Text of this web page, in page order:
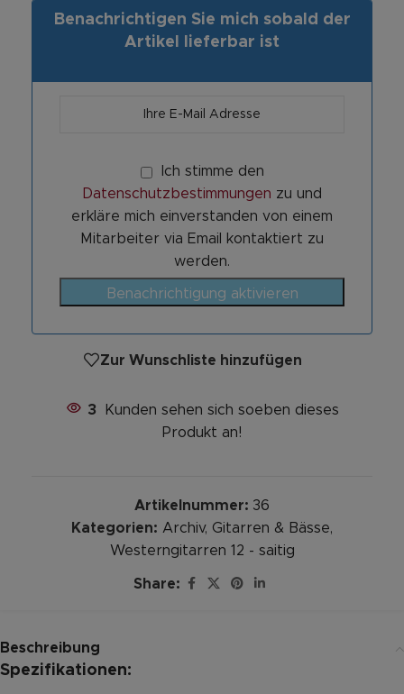
Benachrichtigen Sie mich sobald der
Artikel lieferbar ist
Ich stimme den
Datenschutzbestimmungen zu und
erkläre mich einverstanden von einem
Mitarbeiter via Email kontaktiert zu
werden.
Benachrichtigung aktivieren
Zur Wunschliste hinzufügen
3
Kunden sehen sich soeben dieses
Produkt an!
Artikelnummer: 36
Kategorien: Archiv, Gitarren & Bässe,
Westerngitarren 12 - saitig
Share:
Beschreibung
Spezifikationen: